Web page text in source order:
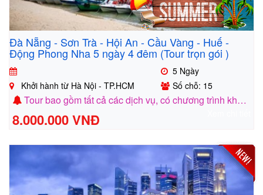
Đà Nẵng - Sơn Trà - Hội An - Cầu Vàng - Huế -
Động Phong Nha 5 ngày 4 đêm (Tour trọn gói )
5 Ngày
Khởi hành từ Hà Nội - TP.HCM
Số chỗ: 15
Tour bao gồm tất cả các dịch vụ, có chương trình khuyến mãi cho nhóm khách 5 người
8.000.000 VNĐ